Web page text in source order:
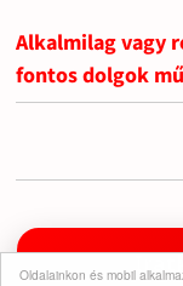
Oldalainkon és mobil
Alkalmilag vagy
fontos dolgok